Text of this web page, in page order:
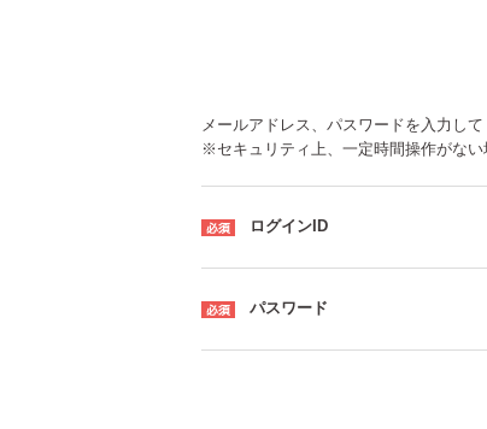
メールアドレス、パスワードを入力し
※セキュリティ上、一定時間操作がない
ログインID
パスワード